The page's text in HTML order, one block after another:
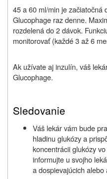
45 a 60 ml/min je začiatočná
Glucophage raz denne.
rozdelená do 2 dávok.
monitorovať (každé 3 až 6
Ak užívate aj inzulín, váš
Glucophage.
Sledovanie
Váš lekár vám bude
hladinu glukózy a
koncentrácii glukózy
informujte u svojho
a dospievajúcich